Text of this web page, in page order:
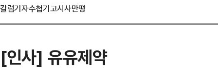
칼럼기자수첩기고시사만평
[인사] 유유제약